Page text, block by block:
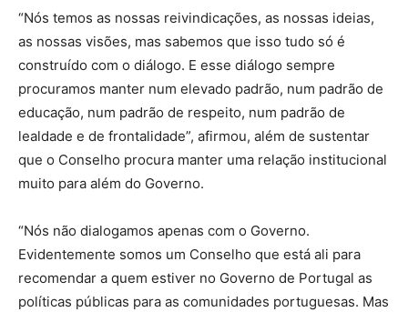
“Nós temos as nossas reivindicações, as nossas ideias,
as nossas visões, mas sabemos que isso tudo só é
construído com o diálogo. E esse diálogo sempre
procuramos manter num elevado padrão, num padrão de
educação, num padrão de respeito, num padrão de
lealdade e de frontalidade”, afirmou, além de sustentar
que o Conselho procura manter uma relação institucional
muito para além do Governo.
“Nós não dialogamos apenas com o Governo.
Evidentemente somos um Conselho que está ali para
recomendar a quem estiver no Governo de Portugal as
políticas públicas para as comunidades portuguesas. Mas